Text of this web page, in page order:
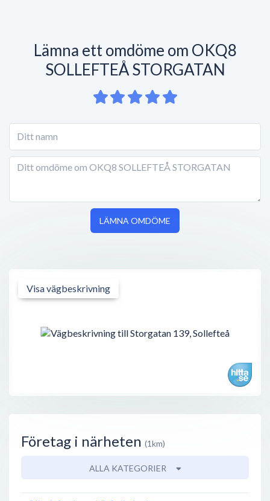
Lämna ett omdöme om OKQ8
SOLLEFTEÅ STORGATAN
LÄMNA OMDÖME
Visa vägbeskrivning
Företag i närheten (1km)
ALLA KATEGORIER